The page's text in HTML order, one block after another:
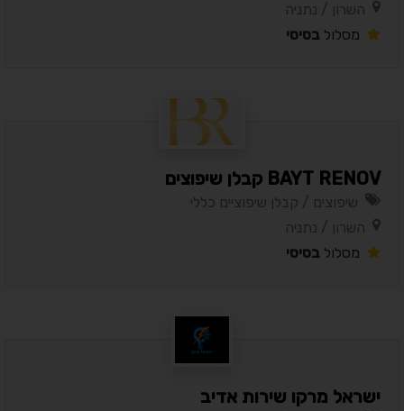
השרון / נתניה
מסלול בסיסי
BAYT RENOV קבלן שיפוצים
שיפוצים / קבלן שיפוציים כללי
השרון / נתניה
מסלול בסיסי
ישראל מרקו שירות אדיב